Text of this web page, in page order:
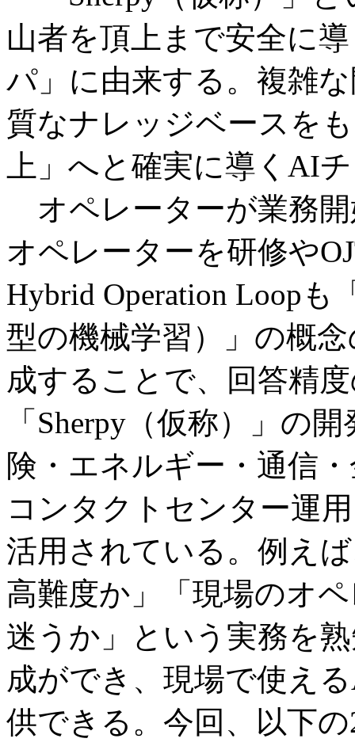
山者を頂上まで安全に
パ」に由来する。複雑
質なナレッジベースを
上」へと確実に導くAI
オペレーターが業務
オペレーターを研修や
Hybrid Operation Loopも
型の機械学習）」の概
成することで、回答精
「Sherpy（仮称）」の
険・エネルギー・通信
コンタクトセンター運
活用されている。例え
高難度か」「現場のオ
迷うか」という実務を
成ができ、現場で使え
供できる。今回、以下